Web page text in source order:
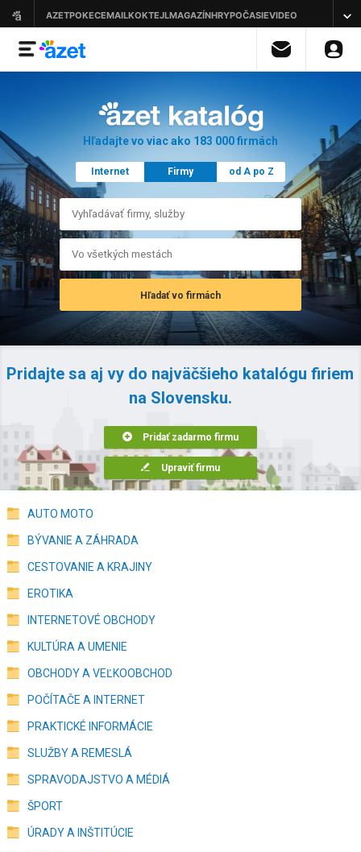
Hľadajte vo viac ako 183 000 firmách
Internet Firmy od A po Z
Pridajte sa aj vy do najväčšieho katalógu firiem
na Slovensku.
Pridať zadarmo firmu
Upraviť firmu
AUTO MOTO
BÝVANIE A ZÁHRADA
CESTOVANIE A KRAJINY
EROTIKA
INTERNETOVÉ OBCHODY
KULTÚRA A UMENIE
OBCHODY A VEĽKOOBCHOD
POČÍTAČE A INTERNET
PRAKTICKÉ INFORMÁCIE
SLUŽBY A REMESLÁ
SPRAVODAJSTVO A MÉDIÁ
ŠPORT
ÚRADY A INŠTITÚCIE